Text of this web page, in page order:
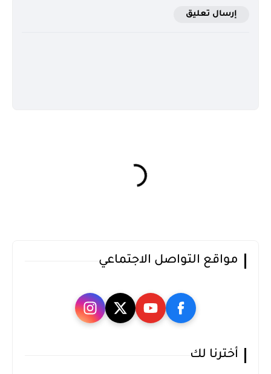
إرسال تعليق
مواقع التواصل الاجتماعي
أخترنا لك